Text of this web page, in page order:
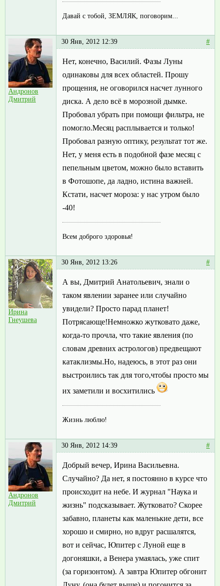
Давай с тобой, ЗЕМЛЯК, поговорим...
Андронов
Дмитрий
30 Янв, 2012 12:39 #
Нет, конечно, Василий. Фазы Луны
одинаковы для всех областей. Прошу
прощения, не оговорился насчет лунного
диска. А дело всё в морозной дымке.
Пробовал убрать при помощи фильтра, не
помогло.Месяц расплывается и только!
Пробовал разную оптику, результат тот же.
Нет, у меня есть в подобной фазе месяц с
пепельным цветом, можно было вставить
в Фотошопе, да ладно, истина важней.
Кстати, насчет мороза: у нас утром было
-40!
Всем доброго здоровья!
Ирина
Гнеушева
30 Янв, 2012 13:26 #
А вы, Дмитрий Анатольевич, знали о
таком явлении заранее или случайно
увидели? Просто парад планет!
Потрясающе!Немножко жутковато даже,
когда-то прочла, что такие явления (по
словам древних астрологов) предвещают
катаклизмы.Но, надеюсь, в этот раз они
выстроились так для того,чтобы просто мы
их заметили и восхитились
Жизнь люблю!
Андронов
Дмитрий
30 Янв, 2012 14:39 #
Добрый вечер, Ирина Васильевна.
Случайно? Да нет, я постоянно в курсе что
происходит на небе. И журнал "Наука и
жизнь" подсказывает. Жутковато? Скорее
забавно, планеты как маленькие дети, все
хорошо и смирно, но вдруг расшалятся,
вот и сейчас, Юпитер с Луной еще в
догоняшки, а Венера умаялась, уже спит
(за горизонтом). А завтра Юпитер обгонит